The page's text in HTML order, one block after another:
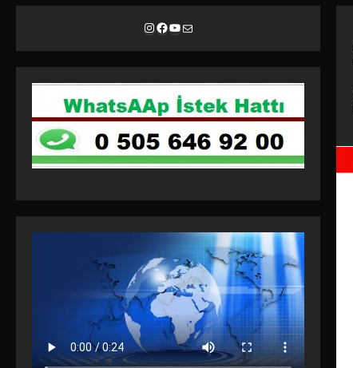
Instagram
Facebook
YouTube
E-posta